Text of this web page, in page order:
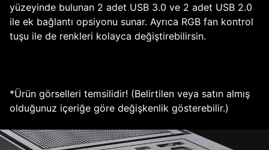
yüzeyinde bulunan 2 adet USB 3.0 ve 2 adet USB 2.0
ile ek bağlantı opsiyonu sunar. Ayrıca RGB fan kontrol
tuşu ile de renkleri kolayca değiştirebilirsin.
*Ürün görselleri temsilidir! (Belirtilen veya satın almış
olduğunuz içeriğe göre değişkenlik gösterebilir.)